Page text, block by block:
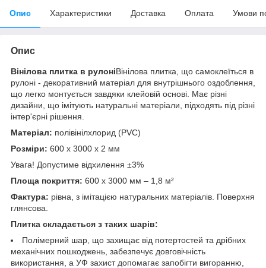
Опис Характеристики Доставка Оплата Умови
Опис
Вінілова плитка в рулоніВінілова плитка, що самоклеїться в
рулоні - декоративний матеріал для внутрішнього оздоблення,
що легко монтується завдяки клейовій основі. Має різні
дизайни, що імітують натуральні матеріали, підходять під різні
інтер'єрні рішення.
Матеріал: полівінілхлорид (PVC)
Розміри: 600 х 3000 х 2 мм
Увага! Допустиме відхилення ±3%
Площа покриття: 600 х 3000 мм – 1,8 м²
Фактура: рівна, з імітацією натуральних матеріалів. Поверхня
глянсова.
Плитка складається з таких шарів:
Полімерний шар, що захищає від потертостей та дрібних
механічних пошкоджень, забезпечує довговічність
використання, а УФ захист допомагає запобігти вигоранню,